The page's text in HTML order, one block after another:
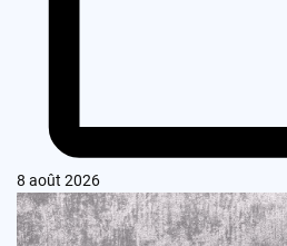
8 août 2026